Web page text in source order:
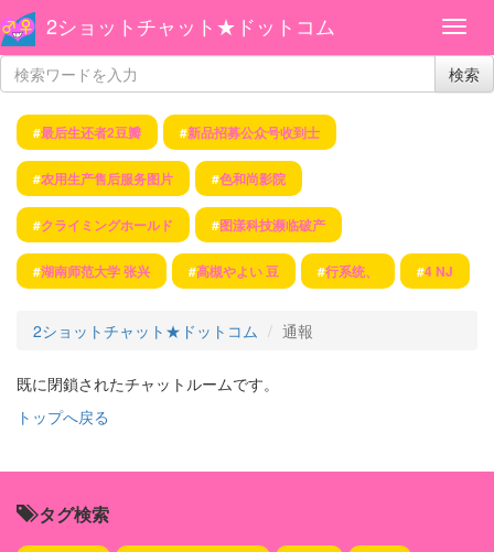
2ショットチャット★ドットコム
検索
#最后生还者2豆瓣 #新品招募公众号收到士
#农用生产售后服务图片 #色和尚影院
#クライミングホールド #图漾科技濒临破产
#湖南师范大学 张兴 #高槻やよい 豆 #行系统、 #4 NJ
2ショットチャット★ドットコム 通報
既に閉鎖されたチャットルームです。
トップへ戻る
タグ検索